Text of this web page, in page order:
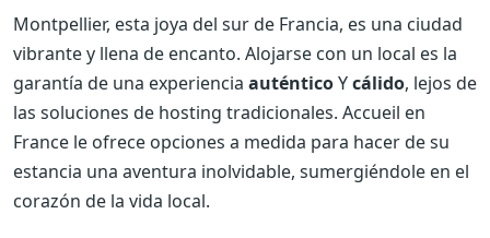
Montpellier, esta joya del sur de Francia, es una ciudad
vibrante y llena de encanto. Alojarse con un local es la
garantía de una experiencia auténticoYcálido, lejos de
las soluciones de hosting tradicionales. Accueil en
France le ofrece opciones a medida para hacer de su
estancia una aventura inolvidable, sumergiéndole en el
corazón de la vida local.